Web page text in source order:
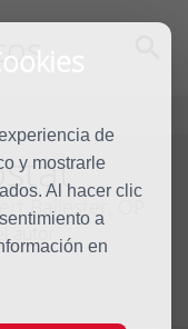
de
y mostrarle
Al hacer clic
a
en
Ballester, OP
autor